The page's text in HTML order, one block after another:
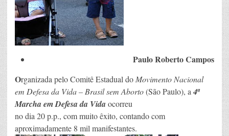
Paulo Roberto Campos
Organizada pelo Comitê Estadual doMovimento Nacional
em Defesa da Vida – Brasil sem Aborto(São Paulo), a4ª
Marcha em Defesa da Vidaocorreu
no dia 20 p.p., com muito êxito, contando com
aproximadamente 8 mil manifestantes.